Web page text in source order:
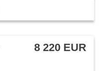
Federung Luft,
vyhřívaná
8 220 EUR